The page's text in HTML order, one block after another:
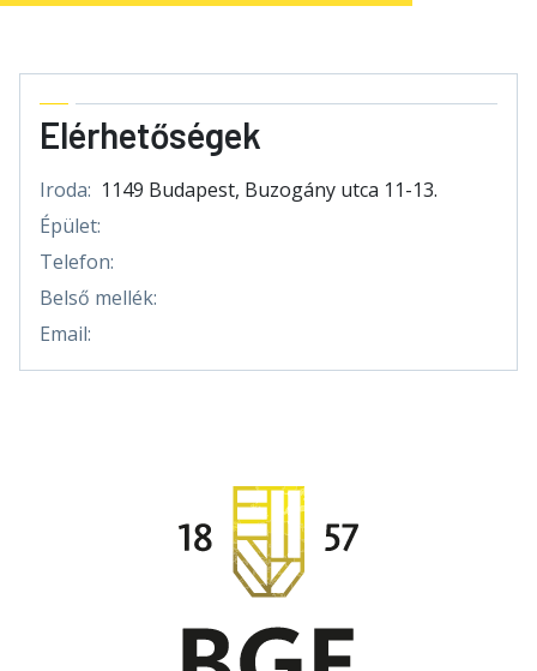
Elérhetőségek
Iroda: 1149 Budapest, Buzogány utca 11-13.
Épület:
Telefon:
Belső mellék:
Email: